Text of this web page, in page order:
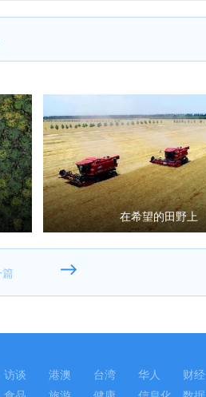
在希望的田野上
访谈 港澳 台湾 华人 财经